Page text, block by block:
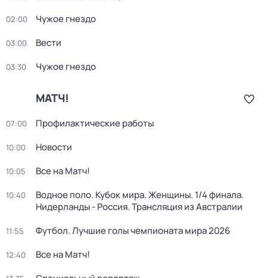
02:00 Чужое гнездо
03:00 Вести
03:30 Чужое гнездо
МАТЧ!
07:00 Профилактические работы
10:00 Новости
10:05 Все на Матч!
10:40
Водное поло. Кубок мира. Женщины. 1/4 финала.
Нидерланды - Россия. Трансляция из Австралии
11:55 Футбол. Лучшие голы чемпионата мира 2026
12:40 Все на Матч!